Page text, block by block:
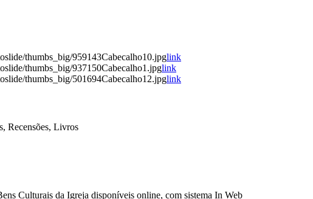
thumbs_big/959143Cabecalho10.jpglink
thumbs_big/937150Cabecalho1.jpglink
thumbs_big/501694Cabecalho12.jpglink
Recensões, Livros
Culturais da Igreja disponíveis online, com sistema In Web